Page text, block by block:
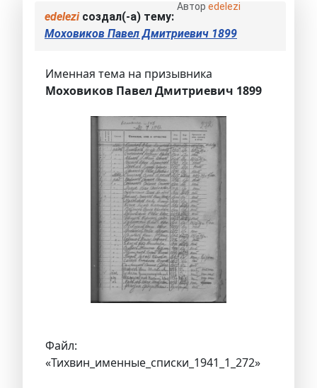
Автор edelezi
edeleziсоздал(-а) тему:
Моховиков Павел Дмитриевич 1899
Именная тема на призывника
Моховиков Павел Дмитриевич 1899
Файл:
«Тихвин_именные_списки_1941_1_272»